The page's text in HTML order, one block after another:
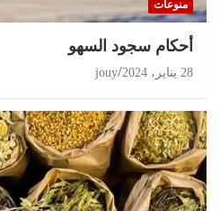
منوعات
أحكام سجود السهو
28 يناير، 2024 jouy